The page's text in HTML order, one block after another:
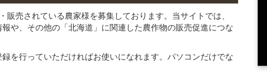
売されている農家様を募集しております。当サイトでは、
や、その他の「北海道」に関連した農作物の販売促進につな
を行っていただければお使いになれます。パソコンだけでな